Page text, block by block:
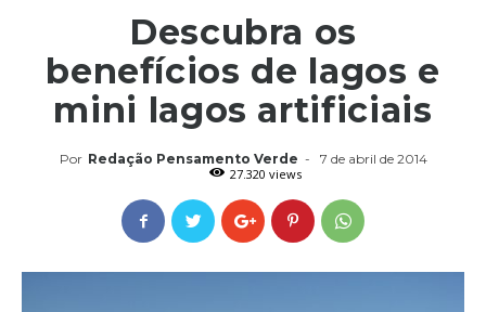
Descubra os
benefícios de lagos e
mini lagos artificiais
Por Redação Pensamento Verde -
7 de abril de 2014
27.320 views